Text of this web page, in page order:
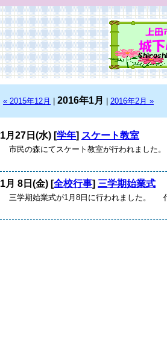
« 2015年12月 2016年1月 2016年2月 »
1月27日(水) [学年] スケート教室
市民の森にてスケート教室が行われました
1月 8日(金) [全校行事] 三学期始業式
三学期始業式が1月8日に行われました。